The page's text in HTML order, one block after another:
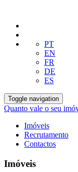
PT
EN
FR
DE
ES
Toggle navigation
Quanto vale o seu
Imóveis
Recrutamento
Contactos
Imóveis